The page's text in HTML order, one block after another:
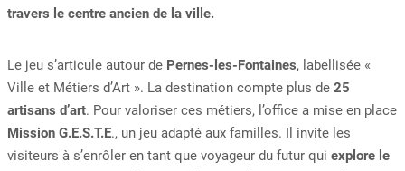
travers le centre ancien de la ville.
Le jeu s’articule autour de Pernes-les-Fontaines, labellisée «
Ville et Métiers d’Art ». La destination compte plus de 25
artisans d’art. Pour valoriser ces métiers, l’office a mise en place
Mission G.E.S.T.E., un jeu adapté aux familles. Il invite les
visiteurs à s’enrôler en tant que voyageur du futur qui explore le